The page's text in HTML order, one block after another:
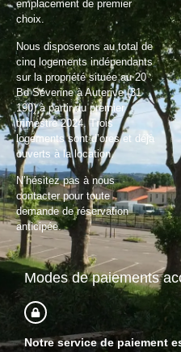
emplacement de premier
choix.
Nous disposerons au total de
cinq logements indépendants
sur la propriété située au 20
Bd Séverine à Auterive (31
190) à partir du premier
trimestre 2024. Trois
logements sont d’ores et déjà
ouverts à la location.
N’hésitez pas à nous
contacter pour toute
demande de réservation
anticipée.
Modes de paiements
Notre service de paiement